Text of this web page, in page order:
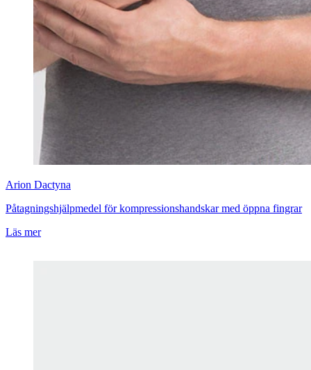
Arion Dactyna
Påtagningshjälpmedel för kompressionshandskar med öppna fingrar
Läs mer